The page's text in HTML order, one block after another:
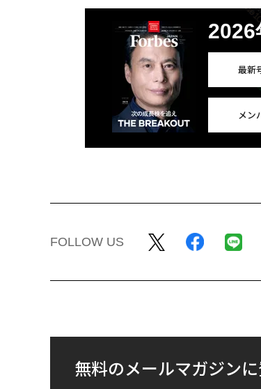
2026
最新
メン
FOLLOW US
無料のメールマガジン